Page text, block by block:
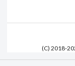
(C) 2018-